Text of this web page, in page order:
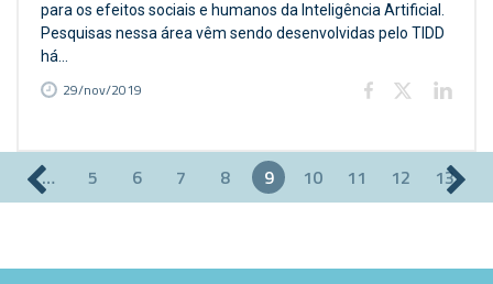
para os efeitos sociais e humanos da Inteligência Artificial.
Pesquisas nessa área vêm sendo desenvolvidas pelo TIDD
há...
29/nov/2019
Páginas
… 5 6 7 8 9 10 11 12 13